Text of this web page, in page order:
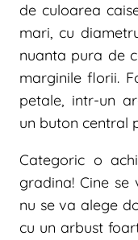
de culoarea
mari, cu
nuanta pura de
marginile florii.
petale, intr-un
un buton central
Categoric o
gradina! Cine
nu se va alege
cu un arbust